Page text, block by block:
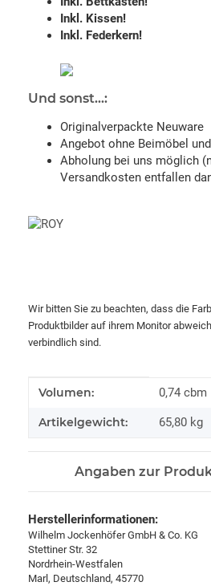
Inkl. Kissen!
Inkl. Federkern!
Und sonst...:
Originalverpackte Neuware
Angebot ohne Beimöbel
Abholung bei uns möglich
Versandkosten entfallen
Wir bitten Sie zu beachten, dass die
Produktbilder auf ihrem Monitor
verbindlich sind.
Produkteigenschaft
Wert
Volumen: 0,74 cbm
Artikelgewicht: 65,80 kg
Angaben zur
Herstellerinformationen:
Wilhelm Jockenhöfer GmbH & Co. KG
Stettiner Str. 32
Nordrhein-Westfalen
Marl, Deutschland, 45770